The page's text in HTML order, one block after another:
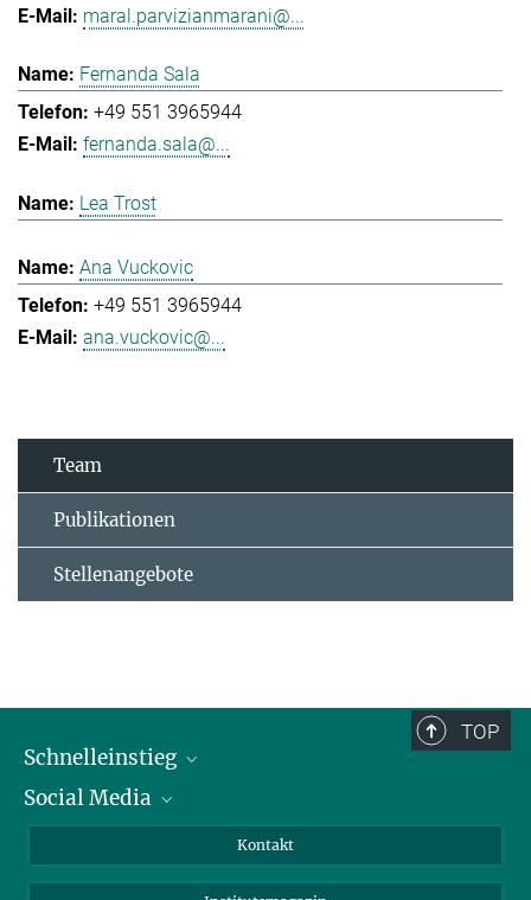
maral.parvizianmarani@...
Fernanda Sala
+49 551 3965944
fernanda.sala@...
Lea Trost
Ana Vuckovic
+49 551 3965944
ana.vuckovic@...
Team
Publikationen
Stellenangebote
TOP
Schnelleinstieg
Alumni
Social Media
Bluesky
Kontakt